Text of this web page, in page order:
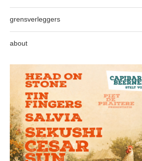
grensverleggers
about